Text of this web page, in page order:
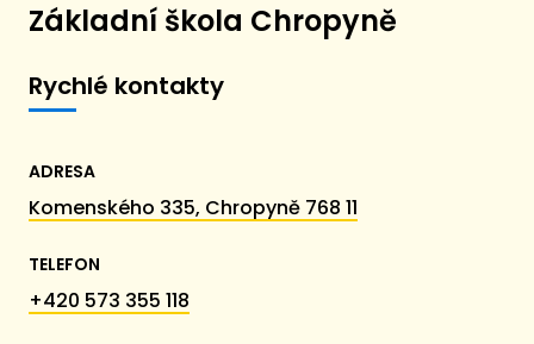
Základní škola Chropyně
Rychlé kontakty
ADRESA
Komenského 335, Chropyně 768 11
TELEFON
+420 573 355 118